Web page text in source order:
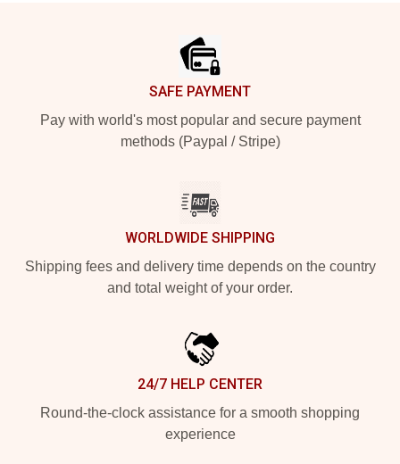
SAFE PAYMENT
Pay with world's most popular and secure payment
methods (Paypal / Stripe)
WORLDWIDE SHIPPING
Shipping fees and delivery time depends on the country
and total weight of your order.
24/7 HELP CENTER
Round-the-clock assistance for a smooth shopping
experience